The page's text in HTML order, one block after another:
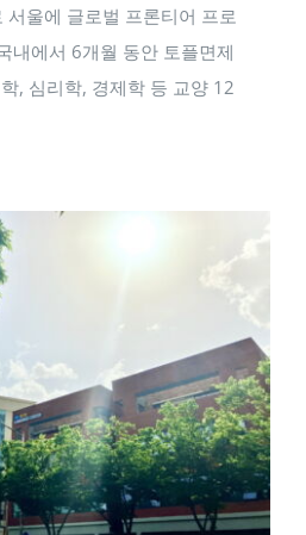
서울에 글로벌 프론티어 프로
내에서 6개월 동안 토플면제
, 심리학, 경제학 등 교양 12